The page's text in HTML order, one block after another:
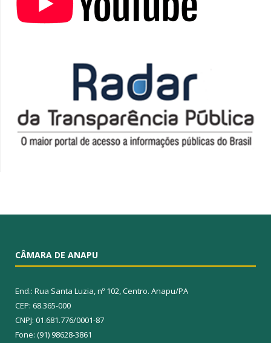
CÂMARA DE ANAPU
End.: Rua Santa Luzia, nº 102, Centro. Anapu/PA
CEP: 68.365-000
CNPJ: 01.681.776/0001-87
Fone: (91) 98628-3861